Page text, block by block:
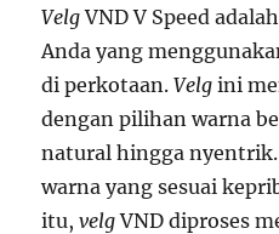
VelgVND V Speed
Anda yang
di perkotaan.Velgini
dengan pilihan warna
natural hingga
warna yang sesuai
itu,velgVND diproses